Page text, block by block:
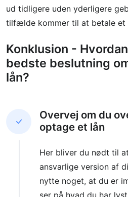
ud tidligere uden yderligere
tilfælde kommer til at betale et
Konklusion -
bedste beslutning
lån?
Overvej om du
optage et lån
Her bliver du nødt til
ansvarlige version af
nytte noget, at du er
ser på hvad du har